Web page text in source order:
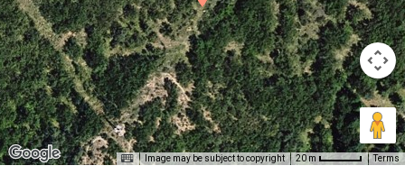
Image may be subject to copyright 20 m Terms